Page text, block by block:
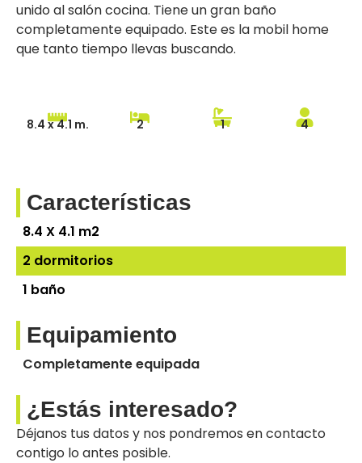
unido al salón cocina. Tiene un gran baño
completamente equipado. Este es la mobil home
que tanto tiempo llevas buscando.
8.4 x 4.1 m. 2 1 4
Características
8.4 X 4.1 m2
2 dormitorios
1 baño
Equipamiento
Completamente equipada
¿Estás interesado?
Déjanos tus datos y nos pondremos en contacto
contigo lo antes posible.